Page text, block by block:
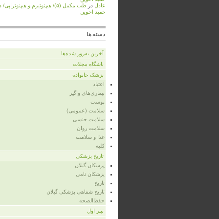
عادل در
طب مکمل (۵)/ هیپنوتیزم و هیپنوتراپی/
حمید اخوین
دسته‌ها
آخرین به‌روز شده‌ها
باشگاه مجلات
پزشک خانواده
اعتیاد
بیماری‌های واگیر
پوست
سلامت (عمومی)
سلامت جنسی
سلامت روان
غذا و سلامت
کلیه
تاریخ پزشکی
پزشکان گیلان
پزشکان نامی
تاریخ
تاریخ شفاهی پزشکی گیلان
حفظ‌الصحه
تیتر اول